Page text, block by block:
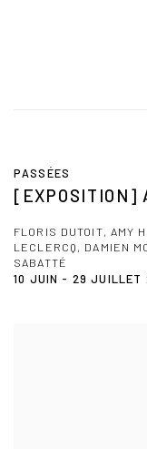
PASSÉES
[EXPOSITION]
FLORIS DUTOIT, AMY
LECLERCQ, DAMIEN
SABATTÉ
10 JUIN - 29 JUILLET